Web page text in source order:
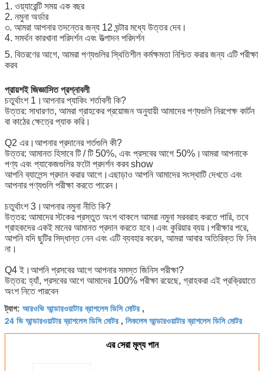
1. ওয়্যারেন্টি সময় এক বছর
2. নমুনা অর্ডার
৩. আমরা আপনার তদন্তের জন্য 12 ঘন্টার মধ্যে উত্তর দেব।
4. সমর্থন কারখানা পরিদর্শন এবং উত্পাদন পরিদর্শন
5. বিতরণের আগে, আমরা পণ্যগুলির স্থিতিশীল কর্মক্ষমতা নিশ্চিত করার জন্য এটি পরীক্ষা
করব
প্রায়শই জিজ্ঞাসিত প্রশ্নাবলী
চতুর্থাংশ 1।আপনার প্যাকিং শর্তাবলী কি?
উত্তর: সাধারণত, আমরা গ্রাহকের প্রয়োজন অনুযায়ী আমাদের পণ্যগুলি নিরপেক্ষ কার্টন
বা কাঠের ক্ষেত্রে প্যাক করি।
Q2 এর।আপনার প্রদানের শর্তগুলি কী?
উত্তর: আমানত হিসাবে টি / টি 50%, এবং প্রসবের আগে 50%।আমরা আপনাকে
পণ্য এবং প্যাকেজগুলির ফটো প্রদর্শন করব show
আপনি ব্যালেন্স প্রদান করার আগে।এছাড়াও আপনি আমাদের সংস্থাটি দেখতে এবং
আপনার পণ্যগুলি পরীক্ষা করতে পারেন।
চতুর্থাংশ 3।আপনার নমুনা নীতি কি?
উত্তর: আমাদের স্টকের প্রস্তুত অংশ থাকলে আমরা নমুনা সরবরাহ করতে পারি, তবে
গ্রাহকদের একই মানের আমানত প্রদান করতে হবে।এবং কুরিয়ার ব্যয়।পরীক্ষার পরে,
আপনি যদি ছুটির সিদ্ধান্ত নেন এবং এটি ব্যবহার করেন, আমরা আবার অতিরিক্ত ফি নিব
না।
Q4 ই।আপনি প্রসবের আগে আপনার সমস্ত জিনিস পরীক্ষা?
উত্তর: হ্যাঁ, প্রসবের আগে আমাদের 100% পরীক্ষা রয়েছে, গ্রাহকরা এই প্রক্রিয়াতে
অংশ নিতে পারবেন
ট্যাগ: আরওভি আন্ডারওয়াটার ব্রাশলেস ডিসি মোটর ,
24 ভি আন্ডারওয়াটার ব্রাশলেস ডিসি মোটর , লিকলেস আন্ডারওয়াটার ব্রাশলেস ডিসি মোটর
এর সেরা মূল্য পান